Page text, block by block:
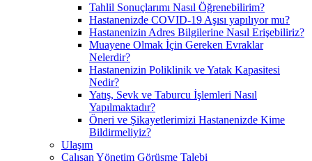
Tahlil Sonuçlarımı Nasıl Öğrenebilirim?
Hastanenizde COVID-19 Aşısı yapılıyor mu?
Hastanenizin Adres Bilgilerine Nasıl Erişebiliriz?
Muayene Olmak İçin Gereken Evraklar
Nelerdir?
Hastanenizin Poliklinik ve Yatak Kapasitesi
Nedir?
Yatış, Sevk ve Taburcu İşlemleri Nasıl
Yapılmaktadır?
Öneri ve Şikayetlerimizi Hastanenizde Kime
Bildirmeliyiz?
Ulaşım
Çalışan Yönetim Görüşme Talebi